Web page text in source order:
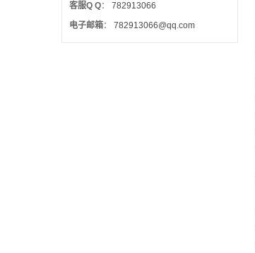
客服Q Q： 782913066
电子邮箱： 782913066@qq.com